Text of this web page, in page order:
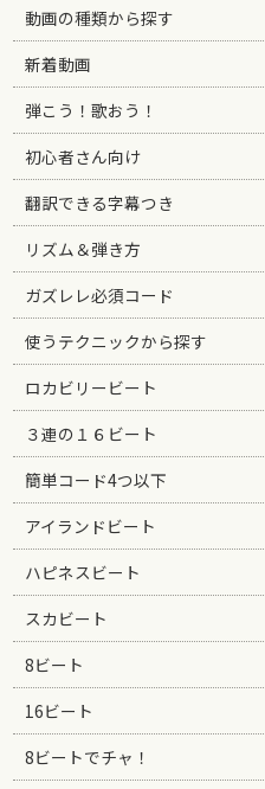
動画の種類から探す
新着動画
弾こう！歌おう！
初心者さん向け
翻訳できる字幕つき
リズム＆弾き方
ガズレレ必須コード
使うテクニックから探す
ロカビリービート
３連の１６ビート
簡単コード4つ以下
アイランドビート
ハピネスビート
スカビート
8ビート
16ビート
8ビートでチャ！